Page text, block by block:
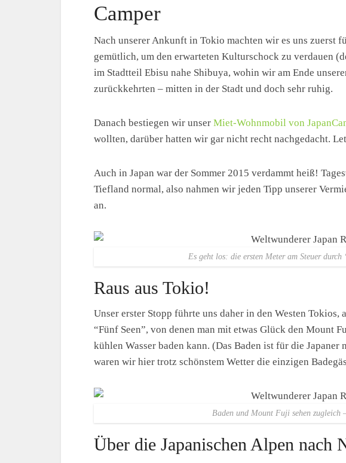
Camper
Nach unserer Ankunft in Tokio machten wir es uns zuerst
gemütlich, um den erwarteten Kulturschock zu verdauen
im Stadtteil Ebisu nahe Shibuya, wohin wir am Ende
zurückkehrten – mitten in der Stadt und doch sehr ruhig.
Danach bestiegen wir unser Miet-Wohnmobil von
wollten, darüber hatten wir gar nicht recht nachgedacht.
Auch in Japan war der Sommer 2015 verdammt heiß!
Tiefland normal, also nahmen wir jeden Tipp unserer
an.
Es geht los: die ersten Meter am Steuer
Raus aus Tokio!
Unser erster Stopp führte uns daher in den Westen Tokios,
“Fünf Seen”, von denen man mit etwas Glück den Mount
kühlen Wasser baden kann. (Das Baden ist für die
waren wir hier trotz schönstem Wetter die einzigen
Baden und Mount Fuji sehen zugleich
Über die Japanischen Alpen nach